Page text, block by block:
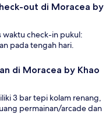
out di Moracea by
waktu check-in pukul:
pada tengah hari.
di Moracea by Khao
3 bar tepi kolam renang,
permainan/arcade dan